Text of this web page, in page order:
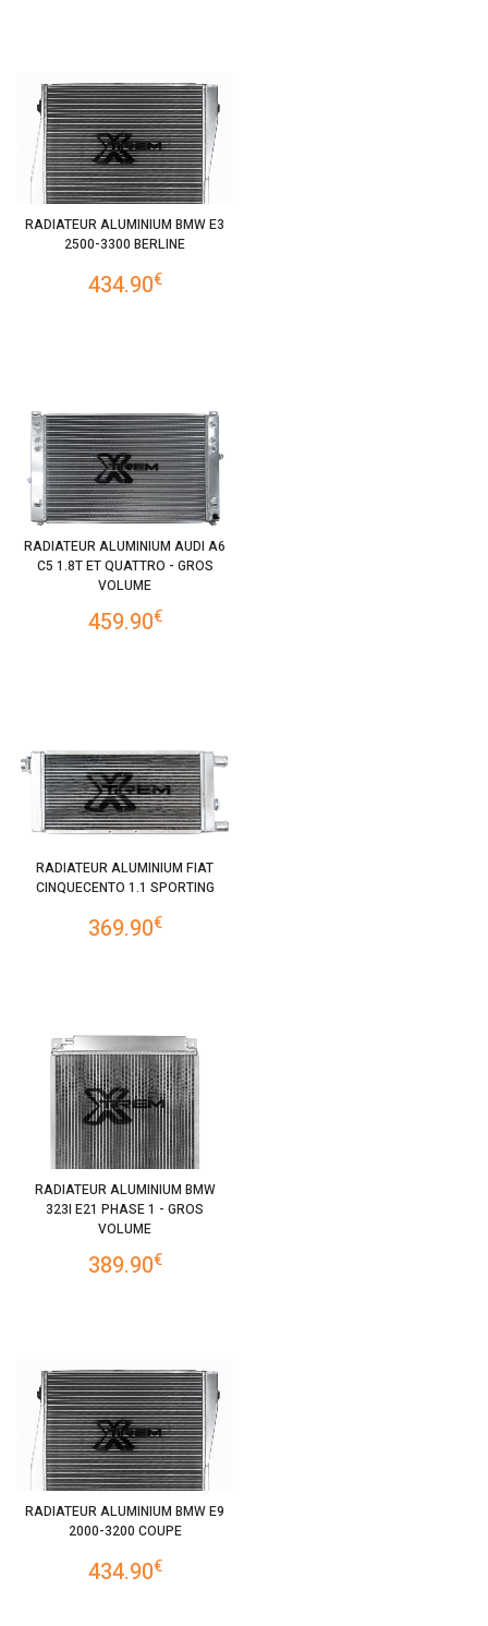
RADIATEUR ALUMINIUM BMW E3
2500-3300 BERLINE
434.90€
RADIATEUR ALUMINIUM AUDI A6
C5 1.8T ET QUATTRO - GROS
VOLUME
459.90€
RADIATEUR ALUMINIUM FIAT
CINQUECENTO 1.1 SPORTING
369.90€
RADIATEUR ALUMINIUM BMW
323I E21 PHASE 1 - GROS
VOLUME
389.90€
RADIATEUR ALUMINIUM BMW E9
2000-3200 COUPE
434.90€